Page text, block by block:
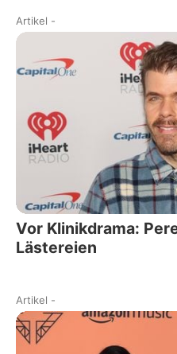
Artikel -
Vor Klinikdrama:
Lästereien
Artikel -